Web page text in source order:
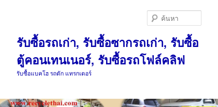
รับซื้อรถเก่า, รับซื้อซากรถเก่า, รับซื้อ
ตู้คอนเทนเนอร์, รับซื้อรถโฟล์คลิฟ
รับซื้อแบคโฮ รถตัก แทรกเตอร์